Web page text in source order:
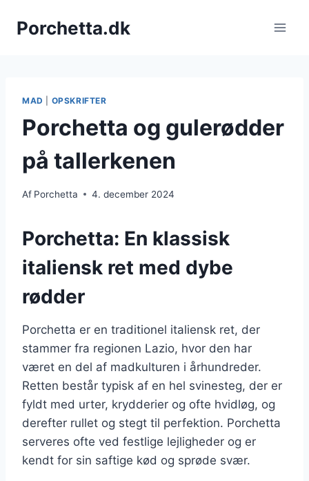
Porchetta.dk
MAD OPSKRIFTER
Porchetta og gulerødder
på tallerkenen
Af Porchetta 4. december 2024
Porchetta: En klassisk
italiensk ret med dybe
rødder
Porchetta er en traditionel italiensk ret, der
stammer fra regionen Lazio, hvor den har
været en del af madkulturen i århundreder.
Retten består typisk af en hel svinesteg, der er
fyldt med urter, krydderier og ofte hvidløg, og
derefter rullet og stegt til perfektion. Porchetta
serveres ofte ved festlige lejligheder og er
kendt for sin saftige kød og sprøde svær.